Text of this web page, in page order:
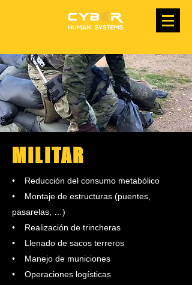
MILITAR
• Reducción del consumo metabólico
• Montaje de estructuras (puentes,
pasarelas, …)
• Realización de trincheras
• Llenado de sacos terreros
• Manejo de municiones
• Operaciones logísticas